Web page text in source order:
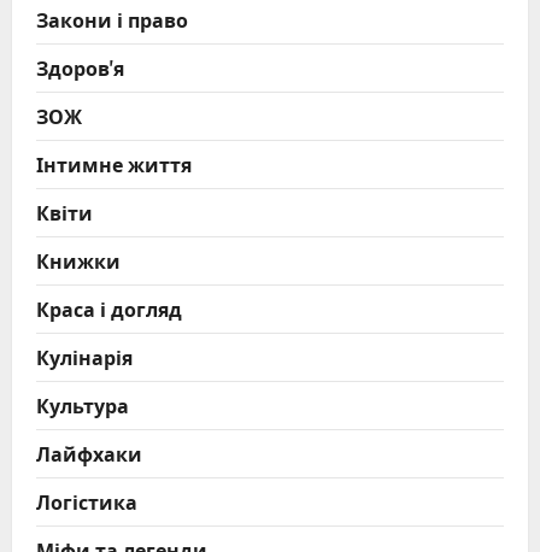
Закони і право
Здоров'я
ЗОЖ
Інтимне життя
Квіти
Книжки
Краса і догляд
Кулінарія
Культура
Лайфхаки
Логістика